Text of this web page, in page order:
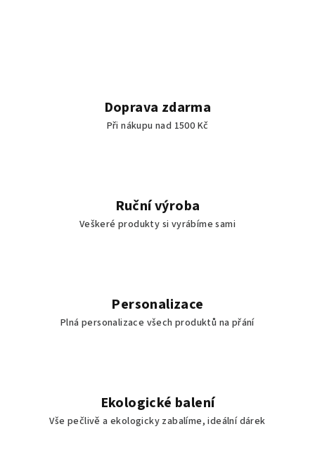
i
s
Doprava zdarma
Při nákupu nad 1500 Kč
Ruční výroba
Veškeré produkty si vyrábíme sami
Personalizace
Plná personalizace všech produktů na přání
Ekologické balení
Vše pečlivě a ekologicky zabalíme, ideální dárek